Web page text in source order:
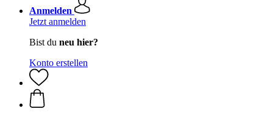
Anmelden
Jetzt anmelden
Bist du neu hier?
Konto erstellen